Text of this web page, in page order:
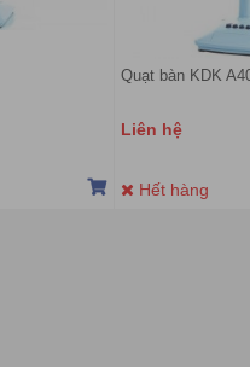
Quạt bàn KDK
Liên hệ
Hết hàng